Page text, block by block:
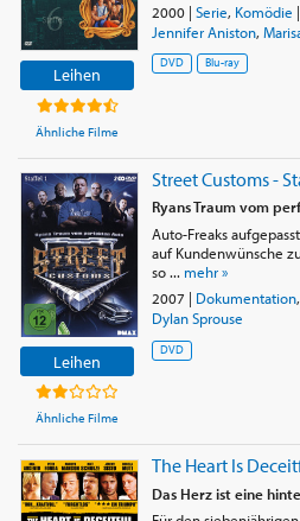
Leihen
Ähnliche Filme
2000| Serie, Komödie |
Jennifer Aniston,
DVD Blu-ray
Leihen
Ähnliche Filme
Street Customs -
Ryans Traum vom
Auto-Freaks
auf Kundenwünsche
so ... mehr »
2007 | Dokumentation,
Dylan Sprouse
DVD
The Heart Is
Das Herz ist eine